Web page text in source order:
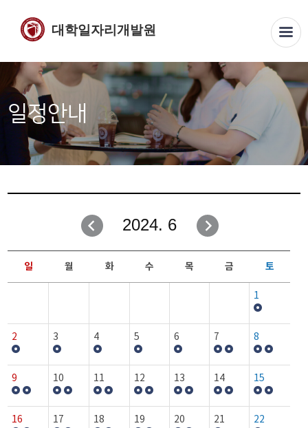
대학일자리개발원
일정안내
2024. 6
일 월 화 수 목 금 토
1
2 3 4 5 6 7 8
9 10 11 12 13 14 15
16 17 18 19 20 21 22